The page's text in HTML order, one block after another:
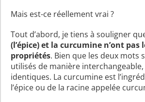
Mais est-ce réellement vrai ?
Tout d’abord, je tiens à souligner
(l’épice) et la curcumine n’ont pas
propriétés. Bien que les deux mots
utilisés de manière
identiques. La curcumine est
l’épice ou de la racine appelée